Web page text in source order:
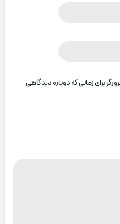
برای زمانی که دوباره دیدگاهی